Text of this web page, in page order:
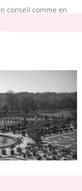
conseil comme en